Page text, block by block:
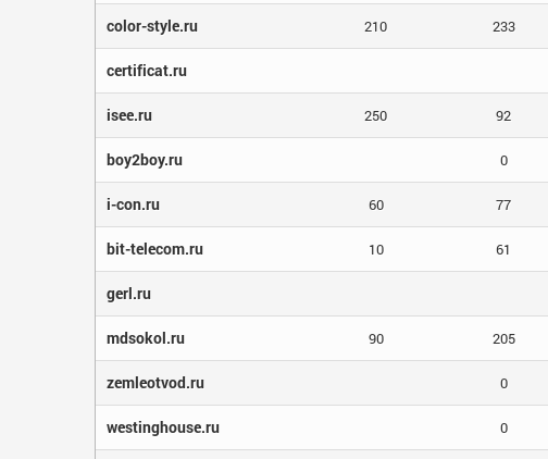
color-style.ru 210 233
certificat.ru
isee.ru 250 92
boy2boy.ru 0
i-con.ru 60 77
bit-telecom.ru 10 61
gerl.ru
mdsokol.ru 90 205
zemleotvod.ru 0
westinghouse.ru 0